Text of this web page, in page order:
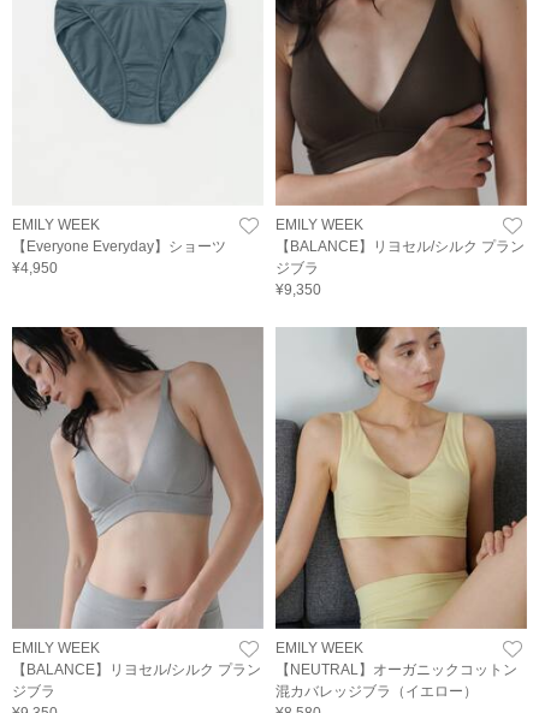
EMILY WEEK
【Everyone Everyday】ショーツ
¥4,950
EMILY WEEK
【BALANCE】リヨセル/シルク プラン
ジブラ
¥9,350
EMILY WEEK
【BALANCE】リヨセル/シルク プラン
ジブラ
EMILY WEEK
【NEUTRAL】オーガニックコットン
混カバレッジブラ（イエロー）